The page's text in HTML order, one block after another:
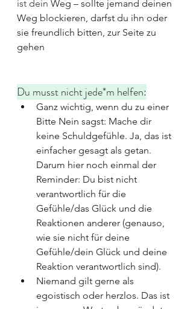
ist dein Weg – sollte jemand deinen
Weg blockieren, darfst du ihn oder
sie freundlich bitten, zur Seite zu
gehen
Du musst nicht jede*m helfen:
Ganz wichtig, wenn du zu einer
Bitte Nein sagst: Mache dir
keine Schuldgefühle. Ja, das ist
einfacher gesagt als getan.
Darum hier noch einmal der
Reminder: Du bist nicht
verantwortlich für die
Gefühle/das Glück und die
Reaktionen anderer (genauso,
wie sie nicht für deine
Gefühle/dein Glück und deine
Reaktion verantwortlich sind).
Niemand gilt gerne als
egoistisch oder herzlos. Das ist